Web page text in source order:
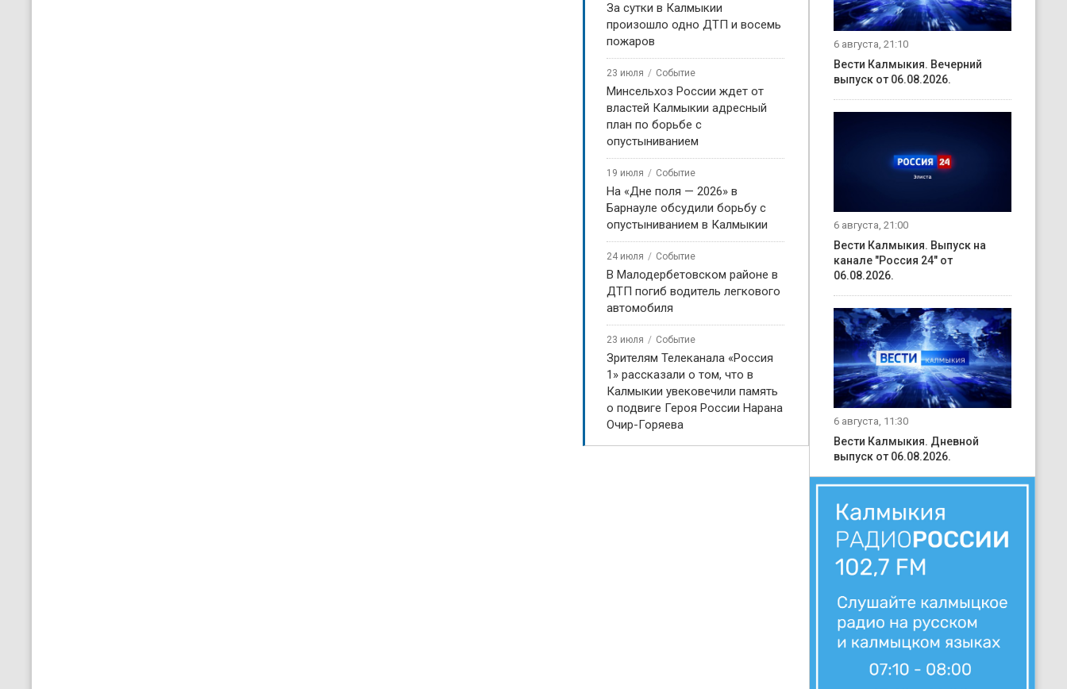
За сутки в Калмыкии
произошло одно ДТП и восемь
пожаров
23 июля Событие
Минсельхоз России ждет от
властей Калмыкии адресный
план по борьбе с
опустыниванием
19 июля Событие
На «Дне поля — 2026» в
Барнауле обсудили борьбу с
опустыниванием в Калмыкии
24 июля Событие
В Малодербетовском районе в
ДТП погиб водитель легкового
автомобиля
23 июля Событие
Зрителям Телеканала «Россия
1» рассказали о том, что в
Калмыкии увековечили память
о подвиге Героя России Нарана
Очир-Горяева
6 августа, 21:10
Вести Калмыкия. Вечерний
выпуск от 06.08.2026.
6 августа, 21:00
Вести Калмыкия. Выпуск на
канале "Россия 24" от
06.08.2026.
6 августа, 11:30
Вести Калмыкия. Дневной
выпуск от 06.08.2026.